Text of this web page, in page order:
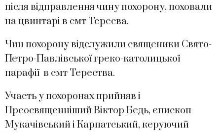
після відправлення чину похорону, поховали
на цвинтарі в смт Тересва.
Чин похорону відслужили священики Свято-
Петро-Павлівської греко-католицької
парафії в смт Терества.
Участь у похоронах прийняв і
Преосвященніший Віктор Бедь, єпископ
Мукачівський і Карпатський, керуючий